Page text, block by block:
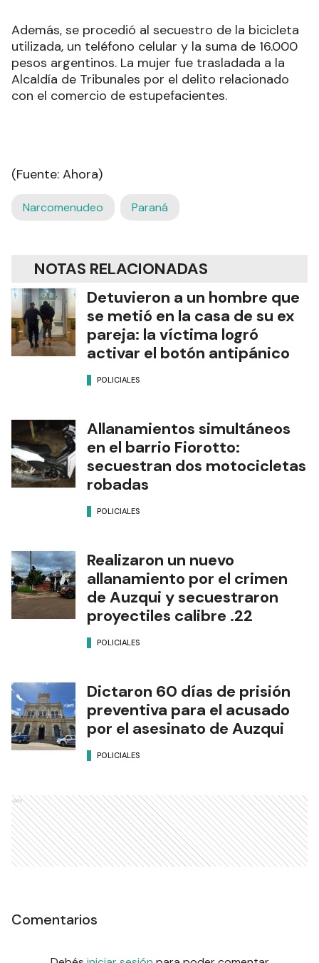
Además, se procedió al secuestro de la bicicleta
utilizada, un teléfono celular y la suma de 16.000
pesos argentinos. La mujer fue trasladada a la
Alcaldía de Tribunales por el delito relacionado
con el comercio de estupefacientes.
(Fuente: Ahora)
Narcomenudeo Paraná
NOTAS RELACIONADAS
Detuvieron a un hombre que
se metió en la casa de su ex
pareja: la víctima logró
activar el botón antipánico
POLICIALES
Allanamientos simultáneos
en el barrio Fiorotto:
secuestran dos motocicletas
robadas
POLICIALES
Realizaron un nuevo
allanamiento por el crimen
de Auzqui y secuestraron
proyectiles calibre .22
POLICIALES
Dictaron 60 días de prisión
preventiva para el acusado
por el asesinato de Auzqui
POLICIALES
Ads
Comentarios